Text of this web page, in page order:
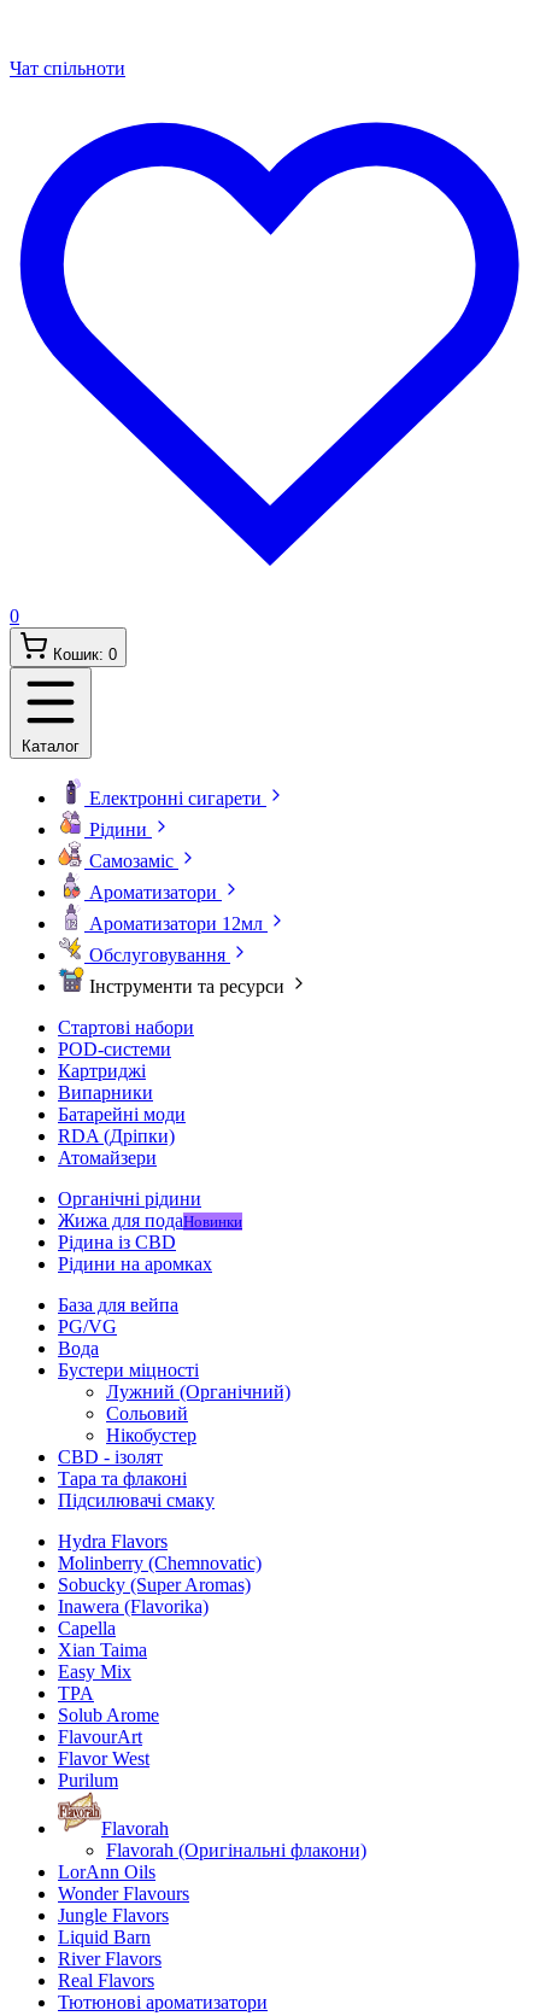
Чат спільноти
0
Кошик: 0
Каталог
Електронні сигарети
Рідини
Самозаміс
Ароматизатори
Ароматизатори 12мл
Обслуговування
Інструменти та ресурси
Стартові набори
POD-системи
Картриджі
Випарники
Батарейні моди
RDA (Дріпки)
Атомайзери
Органічні рідини
Жижа для подаНовинки
Рідина із CBD
Рідини на аромках
База для вейпа
PG/VG
Вода
Бустери міцності
Лужний (Органічний)
Сольовий
Нікобустер
CBD - ізолят
Тара та флаконі
Підсилювачі смаку
Hydra Flavors
Molinberry (Chemnovatic)
Sobucky (Super Aromas)
Inawera (Flavorika)
Capella
Xian Taima
Easy Mix
TPA
Solub Arome
FlavourArt
Flavor West
Purilum
Flavorah
Flavorah (Оригінальні флакони)
LorAnn Oils
Wonder Flavours
Jungle Flavors
Liquid Barn
River Flavors
Real Flavors
Тютюнові ароматизатори